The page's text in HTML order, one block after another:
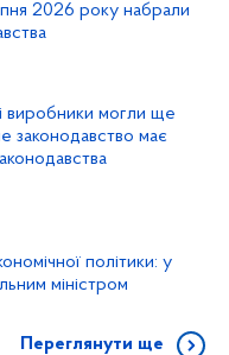
2026 року набрали
виробники могли ще
законодавство має
політики: у
міністром
Переглянути ще